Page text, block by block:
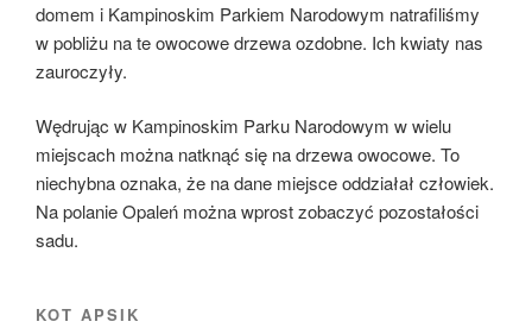
domem i Kampinoskim Parkiem Narodowym natrafiliśmy
w pobliżu na te owocowe drzewa ozdobne. Ich kwiaty nas
zauroczyły.
Wędrując w Kampinoskim Parku Narodowym w wielu
miejscach można natknąć się na drzewa owocowe. To
niechybna oznaka, że na dane miejsce oddziałał człowiek.
Na polanie Opaleń można wprost zobaczyć pozostałości
sadu.
KOT APSIK